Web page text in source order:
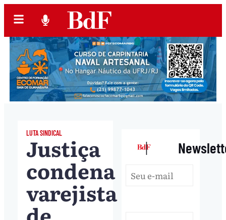
LUTA SINDICAL
Justiça
condena
varejista
|